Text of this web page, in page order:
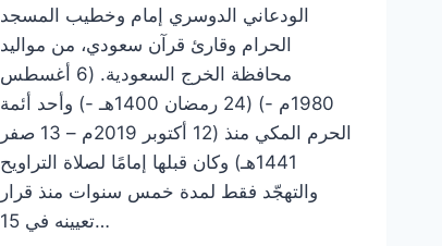
الودعاني الدوسري إمام وخطيب المسجد
الحرام وقارئ قرآن سعودي، من مواليد
محافظة الخرج السعودية. (6 أغسطس
1980م -) (24 رمضان 1400هـ -) وأحد أئمة
الحرم المكي منذ (12 أكتوبر 2019م – 13 صفر
1441هـ) وكان قبلها إمامًا لصلاة التراويح
والتهجّد فقط لمدة خمس سنوات منذ قرار
تعيينه في 15…